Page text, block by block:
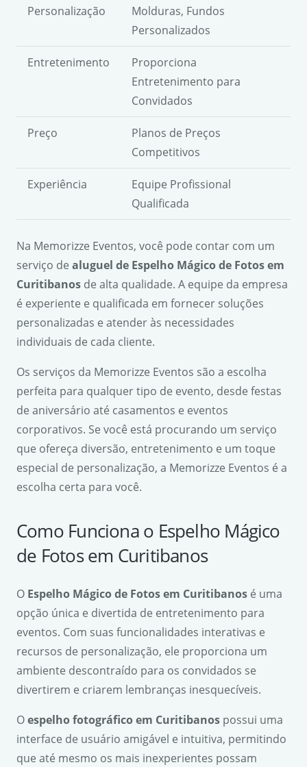
Personalização
Molduras, Fundos
Personalizados
Entretenimento
Proporciona
Entretenimento para
Convidados
Preço
Planos de Preços
Competitivos
Experiência
Equipe Profissional
Qualificada
Na Memorizze Eventos, você pode contar com um
serviço de aluguel de Espelho Mágico de Fotos em
Curitibanos de alta qualidade. A equipe da empresa
é experiente e qualificada em fornecer soluções
personalizadas e atender às necessidades
individuais de cada cliente.
Os serviços da Memorizze Eventos são a escolha
perfeita para qualquer tipo de evento, desde festas
de aniversário até casamentos e eventos
corporativos. Se você está procurando um serviço
que ofereça diversão, entretenimento e um toque
especial de personalização, a Memorizze Eventos é a
escolha certa para você.
Como Funciona o Espelho Mágico
de Fotos em Curitibanos
O Espelho Mágico de Fotos em Curitibanos é uma
opção única e divertida de entretenimento para
eventos. Com suas funcionalidades interativas e
recursos de personalização, ele proporciona um
ambiente descontraído para os convidados se
divertirem e criarem lembranças inesquecíveis.
Oespelho fotográfico em Curitibanos possui uma
interface de usuário amigável e intuitiva, permitindo
que até mesmo os mais inexperientes possam